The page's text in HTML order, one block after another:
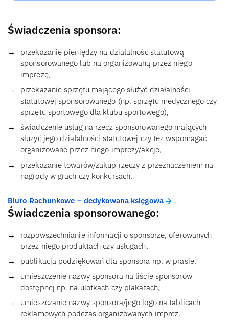
Świadczenia sponsora:
przekazanie pieniędzy na działalność statutową
sponsorowanego lub na organizowaną przez niego
imprezę,
przekazanie sprzętu mającego służyć działalności
statutowej sponsorowanego (np. sprzętu medycznego czy
sprzętu sportowego dla klubu sportowego),
świadczenie usług na rzecz sponsorowanego mających
służyć jego działalności statutowej czy też wspomagać
organizowane przez niego imprezy/akcje,
przekazanie towarów/zakup rzeczy z przeznaczeniem na
nagrody w grach czy konkursach,
Biuro Rachunkowe – dedykowana księgowa
Świadczenia sponsorowanego:
rozpowszechnianie informacji o sponsorze, oferowanych
przez niego produktach czy usługach,
publikacja podziękowań dla sponsora np. w prasie,
umieszczenie nazwy sponsora na liście sponsorów
dostępnej np. na ulotkach czy plakatach,
umieszczanie nazwy sponsora/jego logo na tablicach
reklamowych podczas organizowanych imprez.